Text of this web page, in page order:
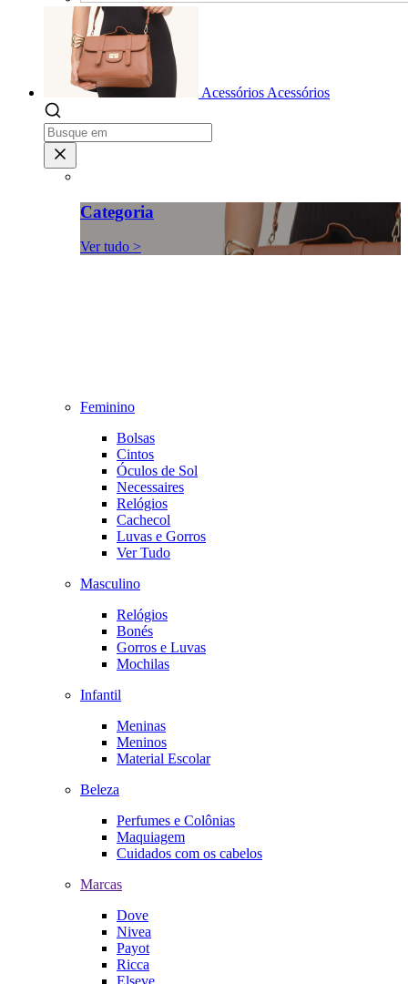
Acessórios Acessórios
Categoria
Ver tudo >
Feminino
Bolsas
Cintos
Óculos de Sol
Necessaires
Relógios
Cachecol
Luvas e Gorros
Ver Tudo
Masculino
Relógios
Bonés
Gorros e Luvas
Mochilas
Infantil
Meninas
Meninos
Material Escolar
Beleza
Perfumes e Colônias
Maquiagem
Cuidados com os cabelos
Marcas
Dove
Nivea
Payot
Ricca
Elseve